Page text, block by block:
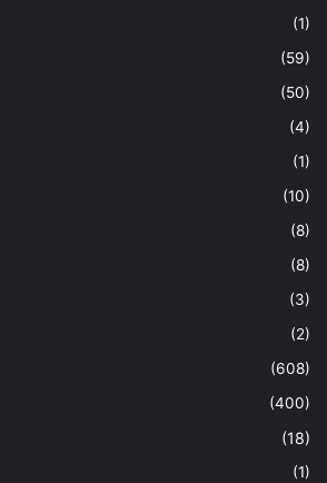
(1)
(59)
(50)
(4)
(1)
(10)
(8)
(8)
(3)
(2)
(608)
(400)
(18)
(1)